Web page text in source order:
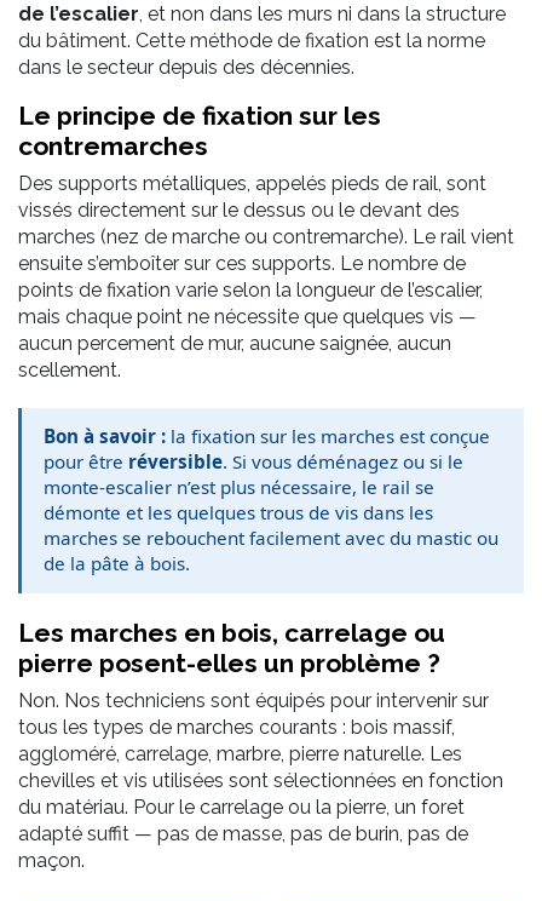
de l’escalier , et non dans les murs ni dans la structure
du bâtiment. Cette méthode de fixation est la norme
dans le secteur depuis des décennies.
Le principe de fixation sur les
contremarches
Des supports métalliques, appelés pieds de rail, sont
vissés directement sur le dessus ou le devant des
marches (nez de marche ou contremarche). Le rail vient
ensuite s’emboîter sur ces supports. Le nombre de
points de fixation varie selon la longueur de l’escalier,
mais chaque point ne nécessite que quelques vis —
aucun percement de mur, aucune saignée, aucun
scellement.
Bon à savoir :la fixation sur les marches est conçue
pour être réversible. Si vous déménagez ou si le
monte-escalier n’est plus nécessaire, le rail se
démonte et les quelques trous de vis dans les
marches se rebouchent facilement avec du mastic ou
de la pâte à bois.
Les marches en bois, carrelage ou
pierre posent-elles un problème ?
Non. Nos techniciens sont équipés pour intervenir sur
tous les types de marches courants : bois massif,
aggloméré, carrelage, marbre, pierre naturelle. Les
chevilles et vis utilisées sont sélectionnées en fonction
du matériau. Pour le carrelage ou la pierre, un foret
adapté suffit — pas de masse, pas de burin, pas de
maçon.